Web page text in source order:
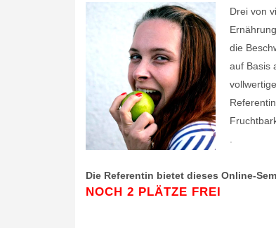
Drei von
die
auf Basis
Die Referentin bietet dieses Online-
NOCH 2 PLÄTZE FREI